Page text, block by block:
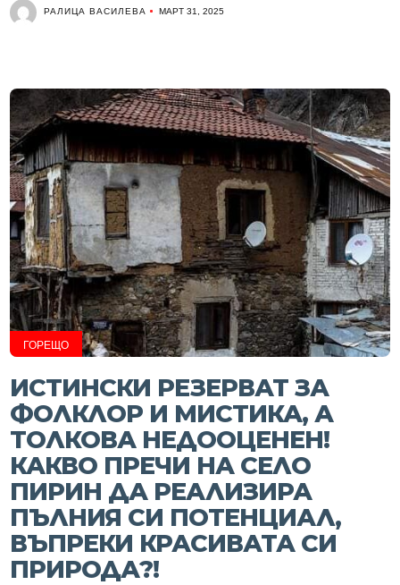
РАЛИЦА ВАСИЛЕВА МАРТ 31, 2025
ГОРЕЩО
ИСТИНСКИ РЕЗЕРВАТ ЗА
ФОЛКЛОР И МИСТИКА, А
ТОЛКОВА НЕДООЦЕНЕН!
КАКВО ПРЕЧИ НА СЕЛО
ПИРИН ДА РЕАЛИЗИРА
ПЪЛНИЯ СИ ПОТЕНЦИАЛ,
ВЪПРЕКИ КРАСИВАТА СИ
ПРИРОДА?!